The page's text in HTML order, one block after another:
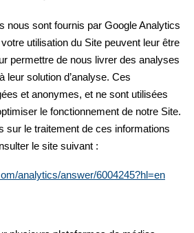
nous sont fournis par Google Analytics
utilisation du Site peuvent leur être
permettre de nous livrer des analyses
leur solution d’analyse. Ces
et anonymes, et ne sont utilisées
le fonctionnement de notre Site.
sur le traitement de ces informations
le site suivant :
analytics/answer/6004245?hl=en